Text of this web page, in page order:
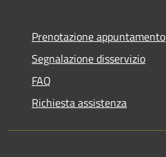
Prenotazione appuntamento
Segnalazione disservizio
FAQ
Richiesta assistenza